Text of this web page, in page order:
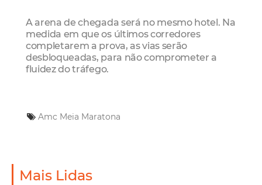
A arena de chegada será no mesmo hotel. Na
medida em que os últimos corredores
completarem a prova, as vias serão
desbloqueadas, para não comprometer a
fluidez do tráfego.
Amc Meia Maratona
Mais Lidas